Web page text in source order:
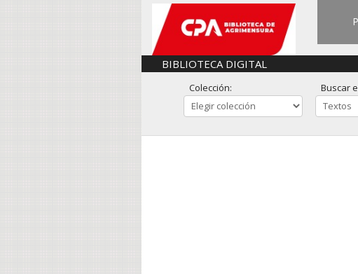
BIBLIOTECA DIGITAL
Colección: Buscar